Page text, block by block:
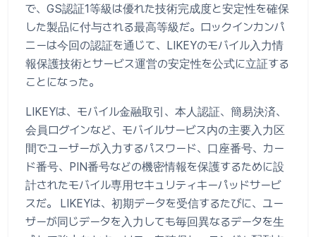
で、GS認証1等級は優れた技術完成度と安定性を確保
した製品に付与される最高等級だ。ロックインカンパ
ニーは今回の認証を通じて、LIKEYのモバイル入力情
報保護技術とサービス運営の安定性を公式に立証する
ことになった。
LIKEYは、モバイル金融取引、本人認証、簡易決済、
会員ログインなど、モバイルサービス内の主要入力区
間でユーザーが入力するパスワード、口座番号、カー
ド番号、PIN番号などの機密情報を保護するために設
計されたモバイル専用セキュリティキーパッドサービ
スだ。 LIKEYは、初期データを受信するたびに、ユー
ザーが同じデータを入力しても毎回異なるデータを生